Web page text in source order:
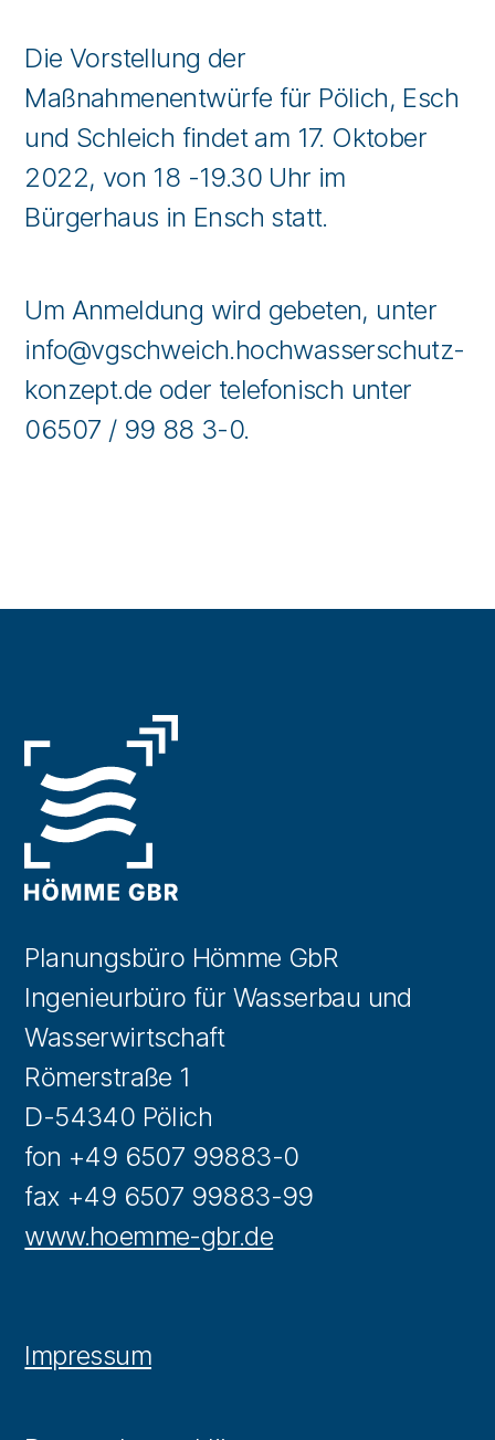
Die Vorstellung der
Maßnahmenentwürfe für Pölich, Esch
und Schleich findet am 17. Oktober
2022, von 18 -19.30 Uhr im
Bürgerhaus in Ensch statt.
Um Anmeldung wird gebeten, unter
info@vgschweich.hochwasserschutz-
konzept.de oder telefonisch unter
06507 / 99 88 3-0.
Planungsbüro Hömme GbR
Ingenieurbüro für Wasserbau und
Wasserwirtschaft
Römerstraße 1
D-54340 Pölich
fon +49 6507 99883-0
fax +49 6507 99883-99
www.hoemme-gbr.de
Impressum